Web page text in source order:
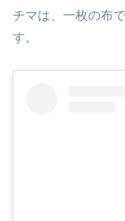
チマは、一枚の布
す。